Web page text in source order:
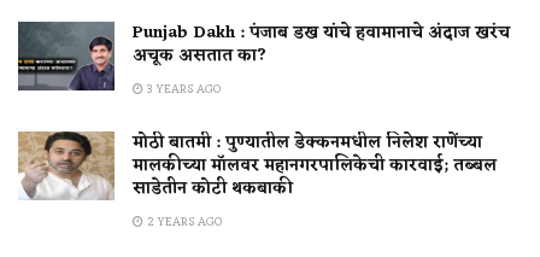
Punjab Dakh : पंजाब डख यांचे हवामानाचे अंदाज खरंच
अचूक असतात का?
3 YEARS AGO
मोठी बातमी : पुण्यातील डेक्कनमधील निलेश राणेंच्या
मालकीच्या मॉलवर महानगरपालिकेची कारवाई; तब्बल
साडेतीन कोटी थकबाकी
2 YEARS AGO